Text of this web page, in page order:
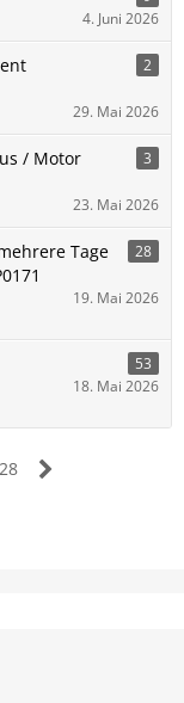
4. Juni 2026
2
29. Mai 2026
/ Motor
3
23. Mai 2026
Tage
28
19. Mai 2026
53
18. Mai 2026
28